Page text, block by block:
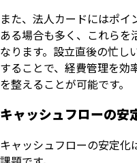
また、法人カードにはポ
ある場合も多く、これらを
なります。設立直後の忙し
することで、経費管理を効
を整えることが可能です。
キャッシュフローの安
キャッシュフローの安定化